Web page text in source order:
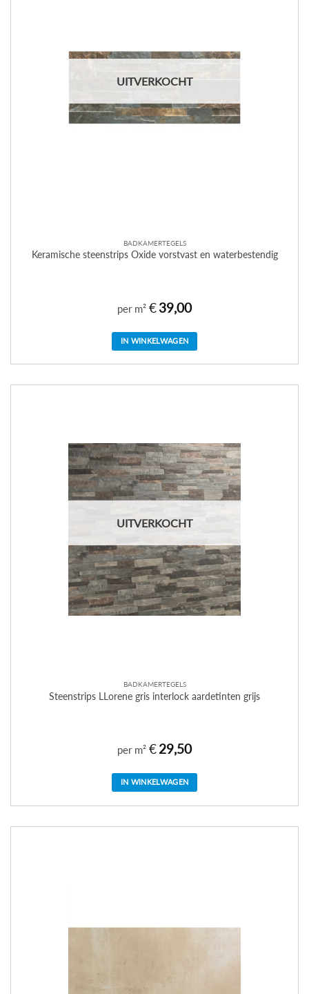
UITVERKOCHT
BADKAMERTEGELS
Keramische steenstrips Oxide vorstvast en waterbestendig
per m² €39,00
IN WINKELWAGEN
UITVERKOCHT
BADKAMERTEGELS
Steenstrips LLorene gris interlock aardetinten grijs
per m² €29,50
IN WINKELWAGEN